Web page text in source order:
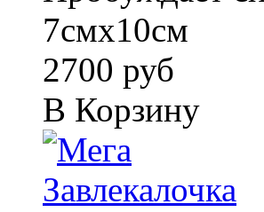
7смх10см
2700 руб
В Корзину